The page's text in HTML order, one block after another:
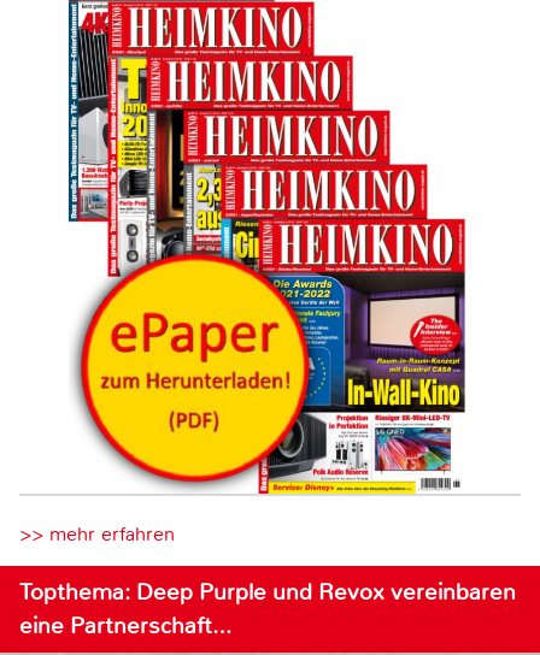
>> mehr erfahren
Topthema: Deep Purple und Revox vereinbaren
eine Partnerschaft…